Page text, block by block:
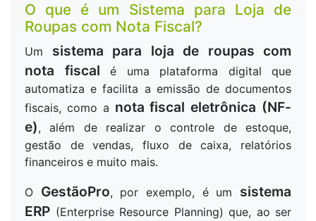
O que é um Sistema para Loja de
Roupas com Nota Fiscal?
Um sistema para loja de roupas com
nota fiscal é uma plataforma digital que
automatiza e facilita a emissão de documentos
fiscais, como a nota fiscal eletrônica (NF-
e), além de realizar o controle de estoque,
gestão de vendas, fluxo de caixa, relatórios
financeiros e muito mais.
O GestãoPro, por exemplo, é um sistema
ERP (Enterprise Resource Planning) que, ao ser